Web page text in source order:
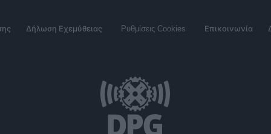
Δήλωση Εχεμύθειας Ρυθμίσεις Cookies Επικοινωνία